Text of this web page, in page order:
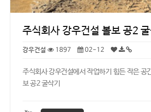
주식회사 강우건설 볼보 공2 굴
강우건설 1897 02-12
주식회사 강우건설에서 작업하기 힘든 작은 공
보 공2 굴삭기